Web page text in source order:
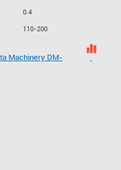
0.4
110-200
Machinery DM-